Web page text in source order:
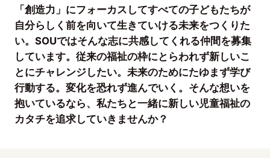
「創造力」にフォーカスしてすべての子どもたちが
自分らしく前を向いて生きていける未来をつくりた
い。SOUではそんな志に共感してくれる仲間を募集
しています。従来の福祉の枠にとらわれず新しいこ
とにチャレンジしたい。未来のためにたゆまず学び
行動する。変化を恐れず進んでいく。そんな想いを
抱いているなら、私たちと一緒に新しい児童福祉の
カタチを追求していきませんか？